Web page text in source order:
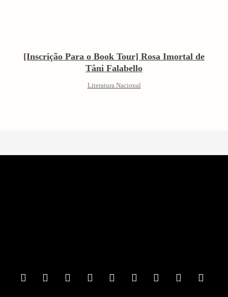
[Inscrição Para o Book Tour] Rosa Imortal de
Tâni Falabello
Literatura Nacional